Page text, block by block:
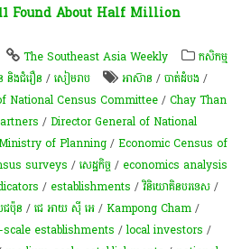
Found About Half Million
The Southeast Asia Weekly
កសិកម្ម​
និងជំរឿន /សៀមរាប អាស៊ាន /បាត់ដំបង /
National Census Committee /Chay Than
/Director General of National
of Planning /Economic Census of
surveys /សេដ្ឋកិច្ច / economics analysis
/ establishments /វិនិយោគិនបរទេស /
ប៉ុន /ជេ អាយ ស៊ី អេ /Kampong Cham /
establishments /local investors /